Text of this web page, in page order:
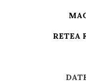
RETEA